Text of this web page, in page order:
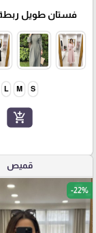
فستان طويل
S
M
L
add_shopping_cart
قميص
-22%